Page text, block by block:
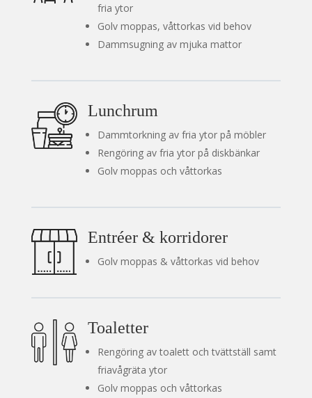
fria ytor
Golv moppas, våttorkas vid behov
Dammsugning av mjuka mattor
Lunchrum
Dammtorkning av fria ytor på möbler
Rengöring av fria ytor på diskbänkar
Golv moppas och våttorkas
Entréer & korridorer
Golv moppas & våttorkas vid behov
Toaletter
Rengöring av toalett och tvättställ samt
friavågräta ytor
Golv moppas och våttorkas